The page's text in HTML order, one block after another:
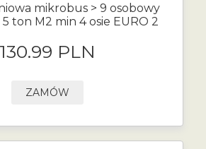
mikrobus > 9 osobowy
5 ton M2 min 4 osie EURO 2
130.99 PLN
ZAMÓW